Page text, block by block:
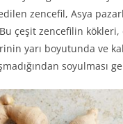
zencefil, Asya
çeşit zencefilin kökleri,
yarı boyutunda ve
soyulması